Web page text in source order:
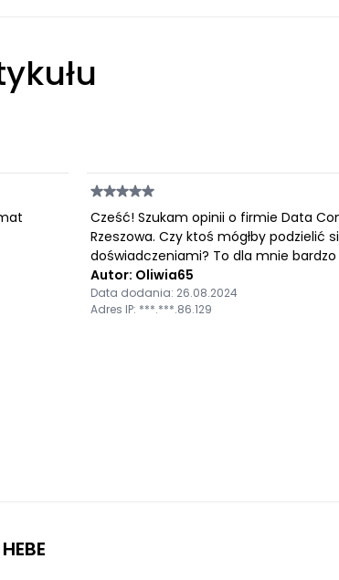
Cześć! Szukam opinii o firmie Data
Rzeszowa. Czy ktoś mógłby podzielić
doświadczeniami? To dla mnie bardzo
Autor: Oliwia65
Data dodania: 26.08.2024
Adres IP: ***.***.86.129
HEBE